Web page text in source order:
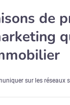
de
sur les réseaux